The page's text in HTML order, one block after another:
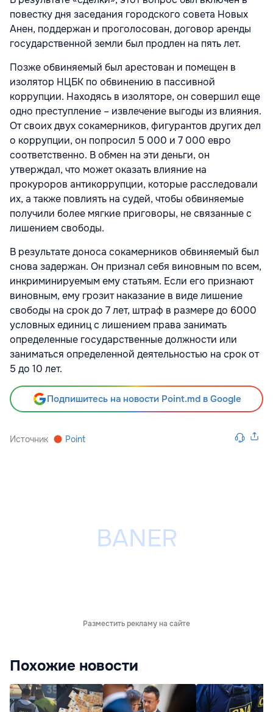
повестку дня заседания городского совета Новых
Анен, поддержан и проголосован, договор аренды
государственной земли был продлен на пять лет.
Позже обвиняемый был арестован и помещен в
изолятор НЦБК по обвинению в пассивной
коррупции. Находясь в изоляторе, он совершил еще
одно преступление – извлечение выгоды из влияния.
От своих двух сокамерников, фигурантов других дел
о коррупции, он попросил 5 000 и 7 000 евро
соответственно. В обмен на эти деньги, он
утверждал, что может оказать влияние на
прокуроров антикоррупции, которые расследовали
их, а также повлиять на судей, чтобы обвиняемые
получили более мягкие приговоры, не связанные с
лишением свободы.
В результате доноса сокамерников обвиняемый был
снова задержан. Он признал себя виновным по всем,
инкриминируемым ему статьям. Если его признают
виновным, ему грозит наказание в виде лишение
свободы на срок до 7 лет, штраф в размере до 6000
условных единиц с лишением права занимать
определенные государственные должности или
заниматься определенной деятельностью на срок от
5 до 10 лет.
Подпишитесь на новости Point.md в Google
Источник Point
Разместить рекламу на сайте
Похожие новости